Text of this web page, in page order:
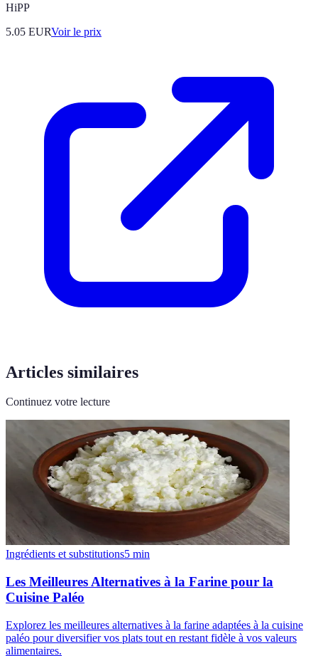
HiPP
5.05 EURVoir le prix
Articles similaires
Continuez votre lecture
Ingrédients et substitutions5 min
Les Meilleures Alternatives à la Farine pour la
Cuisine Paléo
Explorez les meilleures alternatives à la farine adaptées à la cuisine
paléo pour diversifier vos plats tout en restant fidèle à vos valeurs
alimentaires.